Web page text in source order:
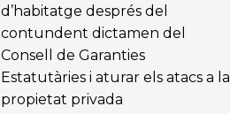
d’habitatge després del
contundent dictamen del
Consell de Garanties
Estatutàries i aturar els atacs a la
propietat privada